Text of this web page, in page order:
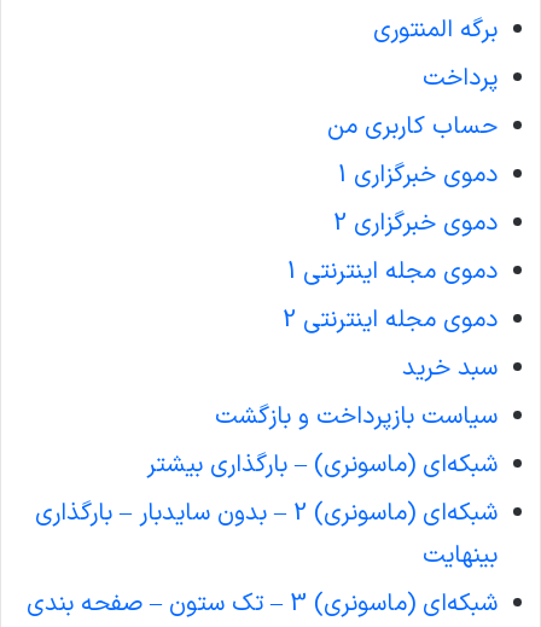
برگه المنتوری
پرداخت
حساب کاربری من
دموی خبرگزاری 1
دموی خبرگزاری 2
دموی مجله اینترنتی 1
دموی مجله اینترنتی 2
سبد خرید
سیاست بازپرداخت و بازگشت
شبکه‌ای (ماسونری) – بارگذاری بیشتر
شبکه‌ای (ماسونری) 2 – بدون سایدبار – بارگذاری
بینهایت
شبکه‌ای (ماسونری) 3 – تک ستون – صفحه بندی